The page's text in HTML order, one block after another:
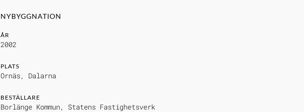
NYBYGGNATION
ÅR
2002
PLATS
Ornäs, Dalarna
BESTÄLLARE
Borlänge Kommun, Statens Fastighetsverk